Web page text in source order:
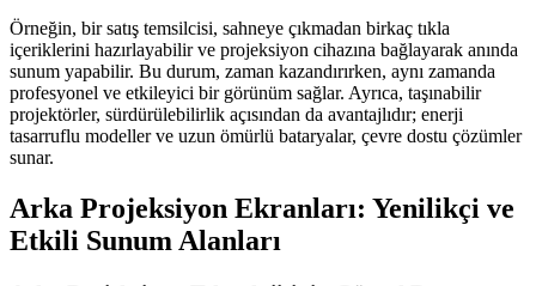
Örneğin, bir satış temsilcisi, sahneye çıkmadan birkaç tıkla
içeriklerini hazırlayabilir ve projeksiyon cihazına bağlayarak anında
sunum yapabilir. Bu durum, zaman kazandırırken, aynı zamanda
profesyonel ve etkileyici bir görünüm sağlar. Ayrıca, taşınabilir
projektörler, sürdürülebilirlik açısından da avantajlıdır; enerji
tasarruflu modeller ve uzun ömürlü bataryalar, çevre dostu çözümler
sunar.
Arka Projeksiyon Ekranları: Yenilikçi ve
Etkili Sunum Alanları